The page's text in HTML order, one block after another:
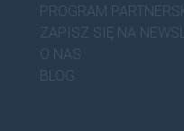
PROGRAM
ZAPISZ SIĘ NA
O NAS
BLOG